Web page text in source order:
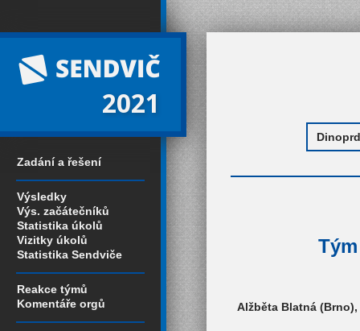
2021
Zadání a řešení
Výsledky
Výs. začátečníků
Statistika úkolů
Vizitky úkolů
Statistika Sendviče
Reakce týmů
Komentáře orgů
Alžběta Blatná